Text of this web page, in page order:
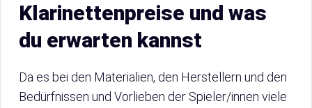
Klarinettenpreise und was
du erwarten kannst
Da es bei den Materialien, den Herstellern und den
Bedürfnissen und Vorlieben der Spieler/innen viele